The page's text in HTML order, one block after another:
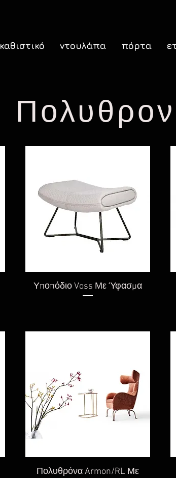
καθιστικό ντουλάπα πόρτα
Γρήγορη προβολή
Υποπόδιο Voss Με Ύφασμα
Γρήγορη προβολή
Πολυθρόνα Armon/RL Με